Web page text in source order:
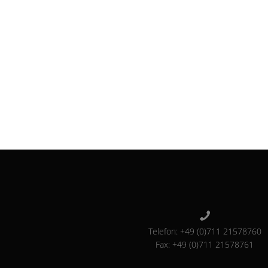
Telefon: +49 (0)711 21578760
Fax: +49 (0)711 21578761